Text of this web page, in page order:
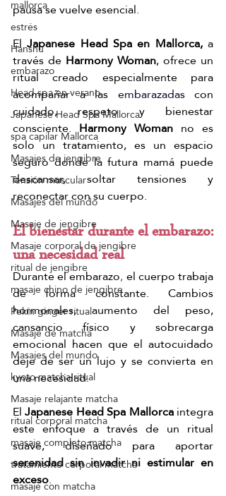
mallorca
estrés
Hanshu
embarazo
Head spa en verano
Japanese Head Spa Mallorca
spa capilar Mallorca
Masajes de jengibre
Tensión muscular
Masajes del mundo
Masaje de jengibre
Masaje corporal de jengibre
ritual de jengibre
masaje chino de jengibre
Pekín ginger ritual
Masaje de matcha
Masajes del mundo
kyoto matcha ritual
Masaje relajante matcha
ritual corporal matcha
masaje completo matcha
tratamiento corporal matcha
masaje con matcha
pausa se vuelve esencial.
El Japanese Head Spa en Mallorca, a
través de Harmony Woman, ofrece un
ritual creado especialmente para
acompañar a las embarazadas con
cuidado, respeto y bienestar
consciente. Harmony Woman no es
solo un tratamiento, es un espacio
seguro donde la futura mamá puede
descansar, soltar tensiones y
reconectar con su cuerpo.
El bienestar durante el embarazo:
una necesidad real
Durante el embarazo, el cuerpo trabaja
de forma constante. Cambios
hormonales, aumento del peso,
cansancio físico y sobrecarga
emocional hacen que el autocuidado
deje de ser un lujo y se convierta en
una necesidad.
El Japanese Head Spa Mallorca integra
este enfoque a través de un ritual
serenidad sin invadir ni estimular en
exceso.